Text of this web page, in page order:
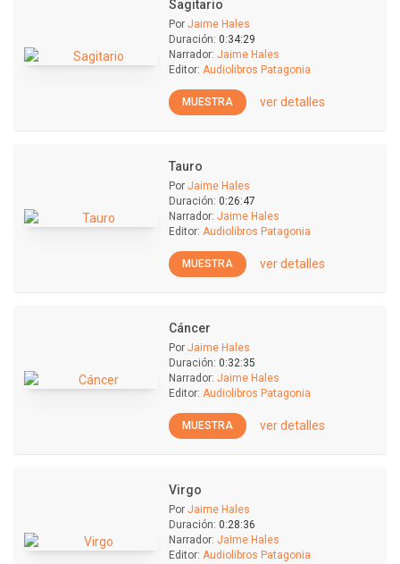
Sagitario
Por Jaime Hales
Duración: 0:34:29
Narrador: Jaime Hales
Editor: Audiolibros Patagonia
MUESTRA ver detalles
Tauro
Por Jaime Hales
Duración: 0:26:47
Narrador: Jaime Hales
Editor: Audiolibros Patagonia
MUESTRA ver detalles
Cáncer
Por Jaime Hales
Duración: 0:32:35
Narrador: Jaime Hales
Editor: Audiolibros Patagonia
MUESTRA ver detalles
Virgo
Por Jaime Hales
Duración: 0:28:36
Narrador: Jaime Hales
Editor: Audiolibros Patagonia